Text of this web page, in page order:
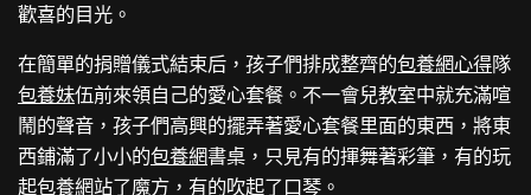
歡喜的目光。
在簡單的捐贈儀式結束后，孩子們排成整齊的包養網心得隊
包養妹伍前來領自己的愛心套餐。不一會兒教室中就充滿喧
鬧的聲音，孩子們高興的擺弄著愛心套餐里面的東西，將東
西鋪滿了小小的包養網書桌，只見有的揮舞著彩筆，有的玩
起包養網站了魔方，有的吹起了口琴。